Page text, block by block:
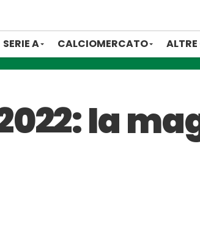
SERIE A CALCIOMERCATO
la